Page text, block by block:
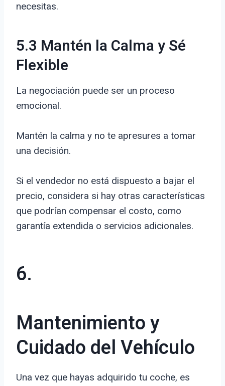
necesitas.
5.3 Mantén la Calma y Sé
Flexible
La negociación puede ser un proceso
emocional.
Mantén la calma y no te apresures a tomar
una decisión.
Si el vendedor no está dispuesto a bajar el
precio, considera si hay otras características
que podrían compensar el costo, como
garantía extendida o servicios adicionales.
6.
Mantenimiento y
Cuidado del Vehículo
Una vez que hayas adquirido tu coche, es